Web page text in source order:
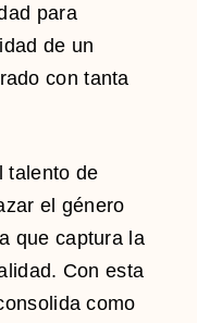
para
de un
con tanta
talento de
el género
que captura la
Con esta
como